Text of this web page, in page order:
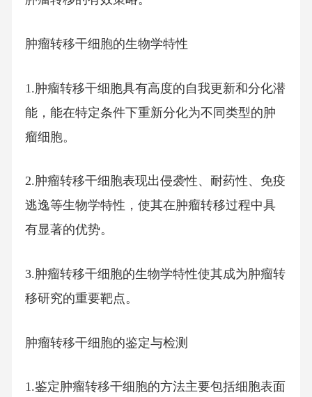
肿瘤转移干细胞的生物学特性
1.肿瘤转移干细胞具有高度的自我更新和分化潜
能，能在特定条件下重新分化为不同类型的肿
瘤细胞。
2.肿瘤转移干细胞表现出侵袭性、耐药性、免疫
逃逸等生物学特性，使其在肿瘤转移过程中具
有显著的优势。
3.肿瘤转移干细胞的生物学特性使其成为肿瘤转
移研究的重要靶点。
肿瘤转移干细胞的鉴定与检测
1.鉴定肿瘤转移干细胞的方法主要包括细胞表面